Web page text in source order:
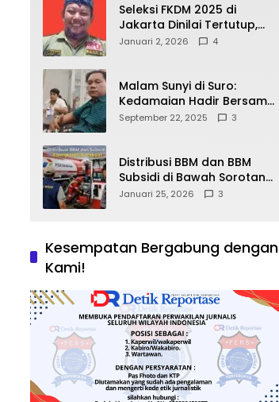
Seleksi FKDM 2025 di
Jakarta Dinilai Tertutup,
Transparansi
Januari 2, 2026 4
Malam Sunyi di Suro:
Kedamaian Hadir Bersama
Secangkir Kopi Hangat
September 22, 2025 3
Distribusi BBM dan BBM
Subsidi di Bawah Sorotan
Publik: Antara Kepentingan
Januari 25, 2026 3
Kesempatan Bergabung dengan
Kami!